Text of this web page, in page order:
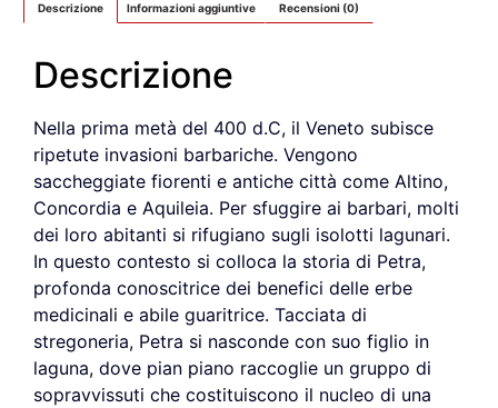
Descrizione Informazioni aggiuntive Recensioni (0)
Descrizione
Nella prima metà del 400 d.C, il Veneto subisce
ripetute invasioni barbariche. Vengono
saccheggiate fiorenti e antiche città come Altino,
Concordia e Aquileia. Per sfuggire ai barbari, molti
dei loro abitanti si rifugiano sugli isolotti lagunari.
In questo contesto si colloca la storia di Petra,
profonda conoscitrice dei benefici delle erbe
medicinali e abile guaritrice. Tacciata di
stregoneria, Petra si nasconde con suo figlio in
laguna, dove pian piano raccoglie un gruppo di
sopravvissuti che costituiscono il nucleo di una